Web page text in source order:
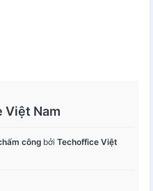
Việt Nam
công bởi Techoffice Việt